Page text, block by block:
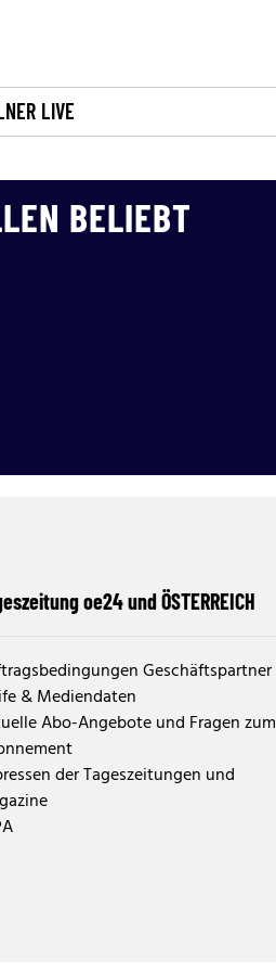
LIVE
BELIEBT
oe24 und ÖSTERREICH
Geschäftspartner
& Mediendaten
Abo-Angebote und Fragen zum
der Tageszeitungen und